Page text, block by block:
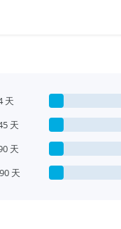
天
天
天
天